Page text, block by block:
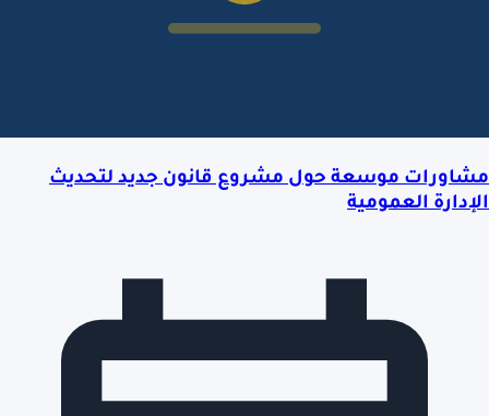
مشاورات موسعة حول مشروع قانون جديد لتحديث
الإدارة العمومية